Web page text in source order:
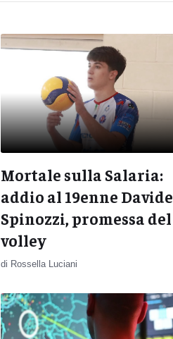
Mortale sulla Salaria:
addio al 19enne Davide
Spinozzi, promessa del
volley
di Rossella Luciani